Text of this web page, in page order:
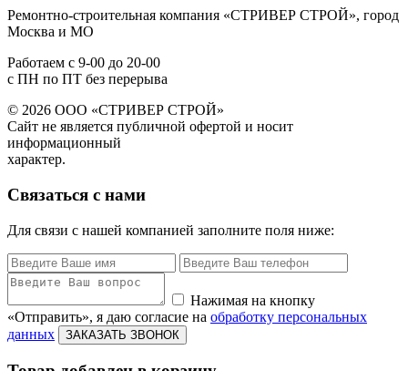
Ремонтно-строительная компания «СТРИВЕР СТРОЙ», город
Москва и МО
Работаем с 9-00 до 20-00
с ПН по ПТ без перерыва
© 2026 ООО «СТРИВЕР СТРОЙ»
Сайт не является публичной офертой и носит
информационный
характер.
Связаться с нами
Для связи с нашей компанией заполните поля ниже:
Нажимая на кнопку
«Отправить», я даю согласие на обработку персональных
данных
ЗАКАЗАТЬ ЗВОНОК